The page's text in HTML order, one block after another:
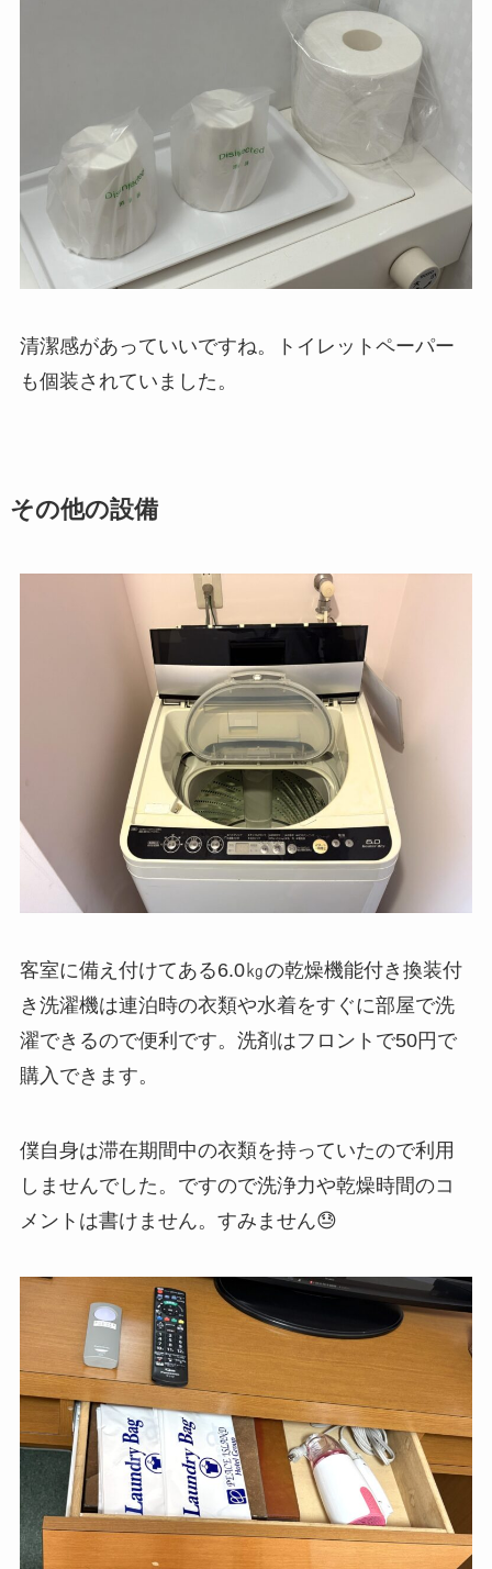
清潔感があっていいですね。トイレットペーパー
も個装されていました。
その他の設備
客室に備え付けてある6.0㎏の乾燥機能付き換装付
き洗濯機は連泊時の衣類や水着をすぐに部屋で洗
濯できるので便利です。洗剤はフロントで50円で
購入できます。
僕自身は滞在期間中の衣類を持っていたので利用
しませんでした。ですので洗浄力や乾燥時間のコ
メントは書けません。すみません😓